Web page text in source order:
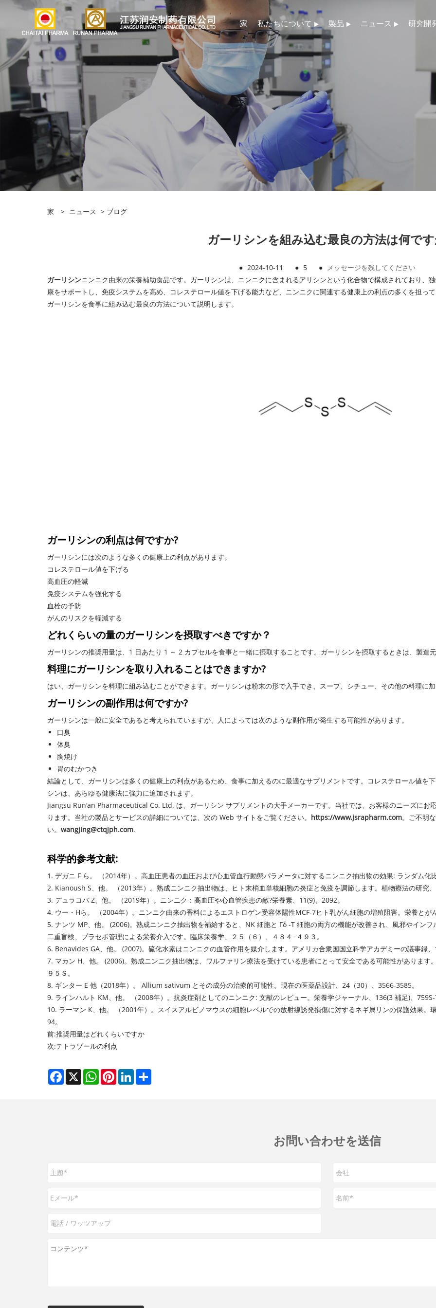
家 私たちについて 製品 ニュース 研究開
家 > ニュース > ブログ
ガーリシンを組み込む最良の方法は何で
● 2024-10-11 ● 5 ● メッセージを残してください
ガーリシンニンニク由来の栄養補助食品です。ガーリシンは、ニンニクに含まれるアリシンという化合物で構成されており、
康をサポートし、免疫システムを高め、コレステロール値を下げる能力など、ニンニクに関連する健康上の利点の多くを担っ
ガーリシンを食事に組み込む最良の方法について説明します。
ガーリシンの利点は何ですか?
ガーリシンには次のような多くの健康上の利点があります。
コレステロール値を下げる
高血圧の軽減
免疫システムを強化する
血栓の予防
がんのリスクを軽減する
どれくらいの量のガーリシンを摂取すべきですか？
ガーリシンの推奨用量は、1 日あたり 1 ～ 2 カプセルを食事と一緒に摂取することです。ガーリシンを摂取するときは、製造
料理にガーリシンを取り入れることはできますか?
はい、ガーリシンを料理に組み込むことができます。ガーリシンは粉末の形で入手でき、スープ、シチュー、その他の料理に
ガーリシンの副作用は何ですか?
ガーリシンは一般に安全であると考えられていますが、人によっては次のような副作用が発生する可能性があります。
口臭
体臭
胸焼け
胃のむかつき
結論として、ガーリシンは多くの健康上の利点があるため、食事に加えるのに最適なサプリメントです。コレステロール値を
シンは、あらゆる健康法に強力に追加されます。
Jiangsu Run'an Pharmaceutical Co. Ltd. は、ガーリシン サプリメントの大手メーカーです。当社では、お客様のニーズにお
ります。当社の製品とサービスの詳細については、次の Web サイトをご覧ください。 https://www.jsrapharm.com。ご不明
い。 wangjing@ctqjph.com.
科学的参考文献:
1. デガニ F ら。 （2014年）。高血圧患者の血圧および心血管血行動態パラメータに対するニンニク抽出物の効果: ランダム化
2. Kianoush S、他。 （2013年）。熟成ニンニク抽出物は、ヒト末梢血単核細胞の炎症と免疫を調節します。 植物療法の研究
3. デュラコバ Z、他。 （2019年）。ニンニク：高血圧や心血管疾患の敵?栄養素、11(9)、2092。
4. ウー・Hら。 （2004年）。ニンニク由来の香料によるエストロゲン受容体陽性MCF-7ヒト乳がん細胞の増殖阻害。 栄養とが
5. ナンツ MP、他。 (2006)。熟成ニンニク抽出物を補給すると、NK 細胞と Γδ -T 細胞の両方の機能が改善され、風邪やインフ
二重盲検、プラセボ管理による栄養介入です。 臨床栄養学、２５（６）、４８４−４９３。
6. Benavides GA、他。 (2007)。硫化水素はニンニクの血管作用を媒介します。 アメリカ合衆国国立科学アカデミーの議事録
7. マカン H、他。 (2006)。熟成ニンニク抽出物は、ワルファリン療法を受けている患者にとって安全である可能性があります。
９５Ｓ。
8. ギンター E 他（2018年）。 Allium sativum とその成分の治療的可能性。 現在の医薬品設計、24（30）、3566-3585。
9. ラインハルト KM、他。 （2008年）。抗炎症剤としてのニンニク: 文献のレビュー。 栄養学ジャーナル、136(3 補足)、759S-
10. ラーマン K、他。 （2001年）。スイスアルビノマウスの細胞レベルでの放射線誘発損傷に対するネギ属リンの保護効果。
94。
前:推奨用量はどれくらいですか
次:テトラゾールの利点
Facebook
X WhatsAppPinterestLinkedIn
お問い合わせを送信